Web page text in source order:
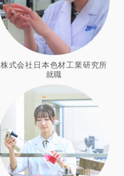
株式会社日本色材工業研究所
就職